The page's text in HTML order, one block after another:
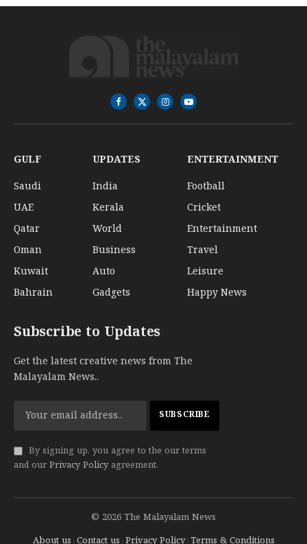
Facebook
X
(Twitter)
InstagramYouTube
GULF
Saudi
UAE
Qatar
Oman
Kuwait
Bahrain
UPDATES
India
Kerala
World
Business
Auto
Gadgets
ENTERTAINMENT
Football
Cricket
Entertainment
Travel
Leisure
Happy News
Subscribe to Updates
Get the latest creative news from The
Malayalam News..
By signing up, you agree to the our terms
and our Privacy Policy agreement.
© 2026 The Malayalam News
About us Contact us Privacy Policy Terms & Conditions